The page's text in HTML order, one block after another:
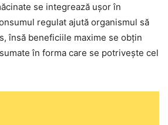
se integrează ușor în
regulat ajută organismul să
însă beneficiile maxime se obțin
în forma care se potrivește cel